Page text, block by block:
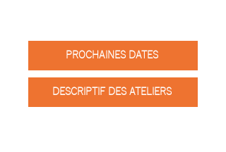
PROCHAINES DATES
DESCRIPTIF DES ATELIERS